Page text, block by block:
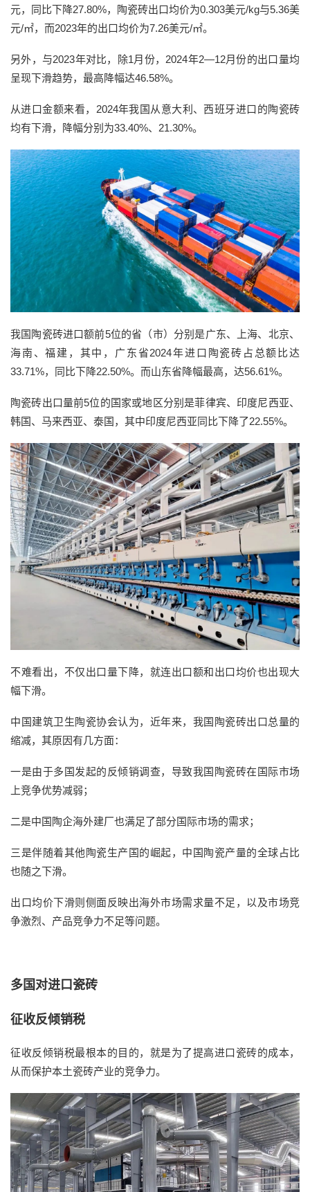
元，同比下降27.80%，陶瓷砖出口均价为0.303美元/kg与5.36美
元/㎡，而2023年的出口均价为7.26美元/㎡。
另外，与2023年对比，除1月份，2024年2—12月份的出口量均
呈现下滑趋势，最高降幅达46.58%。
从进口金额来看，2024年我国从意大利、西班牙进口的陶瓷砖
均有下滑，降幅分别为33.40%、21.30%。
我国陶瓷砖进口额前5位的省（市）分别是广东、上海、北京、
海南、福建，其中，广东省2024年进口陶瓷砖占总额比达
33.71%，同比下降22.50%。而山东省降幅最高，达56.61%。
陶瓷砖出口量前5位的国家或地区分别是菲律宾、印度尼西亚、
韩国、马来西亚、泰国，其中印度尼西亚同比下降了22.55%。
不难看出，不仅出口量下降，就连出口额和出口均价也出现大
幅下滑。
中国建筑卫生陶瓷协会认为，近年来，我国陶瓷砖出口总量的
缩减，其原因有几方面：
一是由于多国发起的反倾销调查，导致我国陶瓷砖在国际市场
上竞争优势减弱；
二是中国陶企海外建厂也满足了部分国际市场的需求；
三是伴随着其他陶瓷生产国的崛起，中国陶瓷产量的全球占比
也随之下滑。
出口均价下滑则侧面反映出海外市场需求量不足，以及市场竞
争激烈、产品竞争力不足等问题。
多国对进口瓷砖
征收反倾销税
征收反倾销税最根本的目的，就是为了提高进口瓷砖的成本，
从而保护本土瓷砖产业的竞争力。